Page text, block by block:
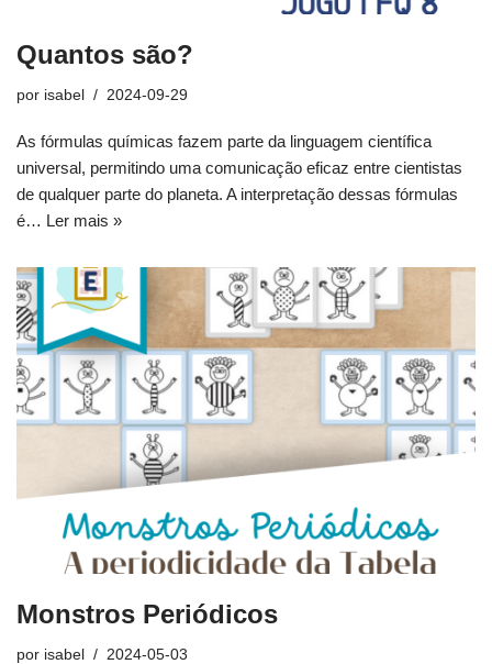
Quantos são?
por isabel 2024-09-29
As fórmulas químicas fazem parte da linguagem científica
universal, permitindo uma comunicação eficaz entre cientistas
de qualquer parte do planeta. A interpretação dessas fórmulas
é… Ler mais »
Monstros Periódicos
por isabel 2024-05-03